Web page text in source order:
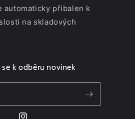
automaticky přibalen k
na skladových
se k odběru novinek